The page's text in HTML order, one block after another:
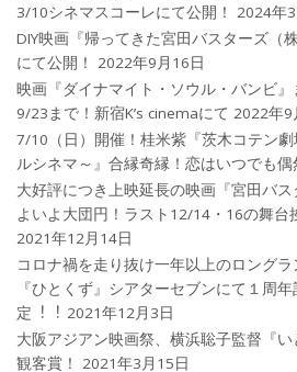
3/10シネマスコーレにて公開！
2024年
DIY映画『帰ってきた宮田バスターズ（
にて公開！
2022年9月16日
映画『ダイナマイト・ソウル・バンビ』
9/23まで！新宿K’s cinemaにて 2022年9
7/10（日）開催！桂米紫『茨木コテン
ルシネマ～』合縁奇縁！恋はいつでも偶
大好評につき上映延長の映画『宮田バ
よいよ大団円！ラスト12/14・16の舞台
2021年12月14日
コロナ禍を⾛り抜け⼀年以上のロング
『ひとくず』シアターセブンにて１周
定︕︕ 2021年12月3日
大阪アジアン映画祭、横浜聡子監督『
観客賞！
2021年3月15日